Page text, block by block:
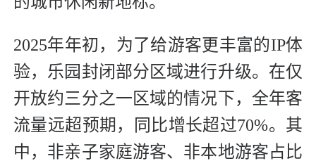
2025年年初，为了给游客更丰富的IP体
验，乐园封闭部分区域进行升级。在仅
开放约三分之一区域的情况下，全年客
流量远超预期，同比增长超过70%。其
中，非亲子家庭游客、非本地游客占比